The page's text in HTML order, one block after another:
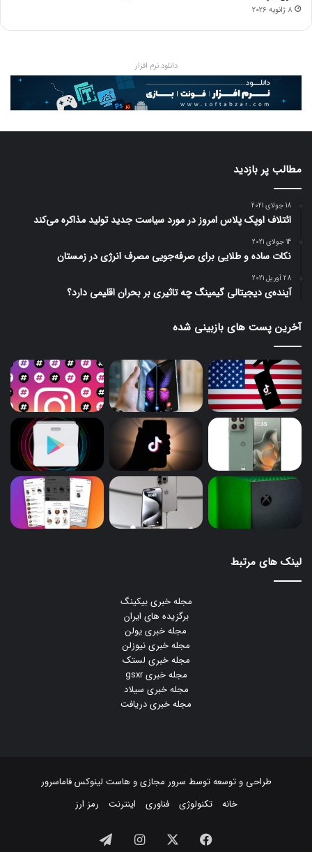
8 ژانویه 2026
دانلود نرم افزار
مطالب پر بازدید
18 جولای 2021
ائتلاف اوپک پلاس امروز در مورد سیاست جدید تولید مذاکره می‌کند
14 جولای 2021
نکات ساده و طلایی برای صرفه‌جویی مصرف انرژی در زمستان
28 آوریل 2021
آینده‌ی دیجیتالی گیمینگ چه تاثیری بر بحران اقلیمی دارد؟
آخرین پست های بازبینی شده
لینک های مرتبط
مجله خبری بیکینگ
برگزیده های ایران
مجله خبری یولن
مجله خبری نیوزلن
مجله خبری لستک
مجله خبری gsxr
مجله خبری سیلاد
مجله خبری دریافت
طراحی و توسعه توسط سرور مجازیو هاست لینوکسفاماسرور
خانه
تکنولوژی فناوری اینترنت رمز ارز
فیسبوک ایکس اینستاگرام